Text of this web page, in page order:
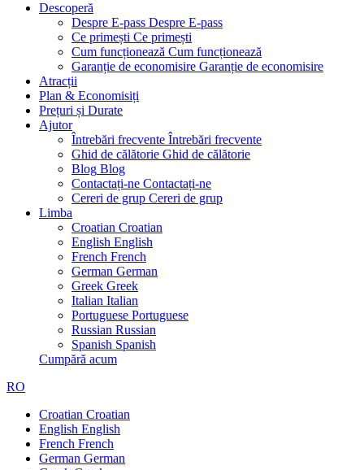
Descoperă
Despre E-pass Despre E-pass
Ce primești Ce primești
Cum funcționează Cum funcționează
Garanție de economisire Garanție de economisire
Atracții
Plan & Economisiți
Prețuri și Durate
Ajutor
Întrebări frecvente Întrebări frecvente
Ghid de călătorie Ghid de călătorie
Blog Blog
Contactați-ne Contactați-ne
Cereri de grup Cereri de grup
Limba
Croatian Croatian
English English
French French
German German
Greek Greek
Italian Italian
Portuguese Portuguese
Russian Russian
Spanish Spanish
Cumpără acum
RO
Croatian Croatian
English English
French French
German German